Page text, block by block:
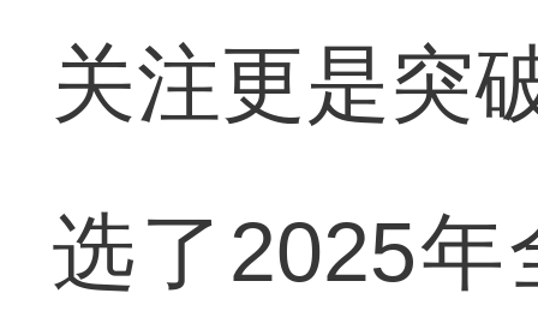
关注更是突
选了2025年